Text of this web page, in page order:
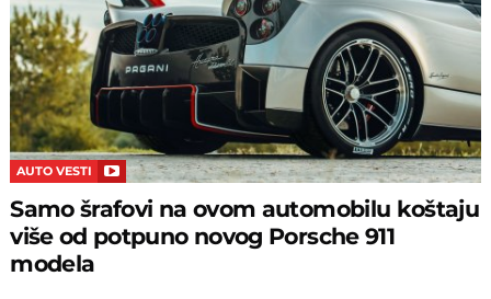
AUTO VESTI
Samo šrafovi na ovom automobilu koštaju
više od potpuno novog Porsche 911
modela